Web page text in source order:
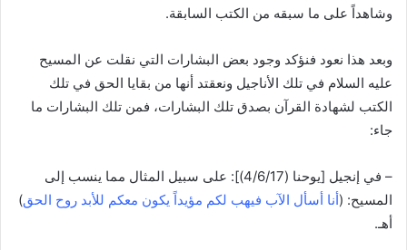
وشاهداً على ما سبقه من الكتب السابقة.
وبعد هذا نعود فنؤكد وجود بعض البشارات التي نقلت عن المسيح
عليه السلام في تلك الأناجيل ونعقتد أنها من بقايا الحق في تلك
الكتب لشهادة القرآن بصدق تلك البشارات، فمن تلك البشارات ما
جاء:
– في إنجيل [يوحنا (4/6/17)]: على سبيل المثال مما ينسب إلى
المسيح: (أنا أسأل الآب فيهب لكم مؤيداً يكون معكم للأبد روح الحق)
أهـ.